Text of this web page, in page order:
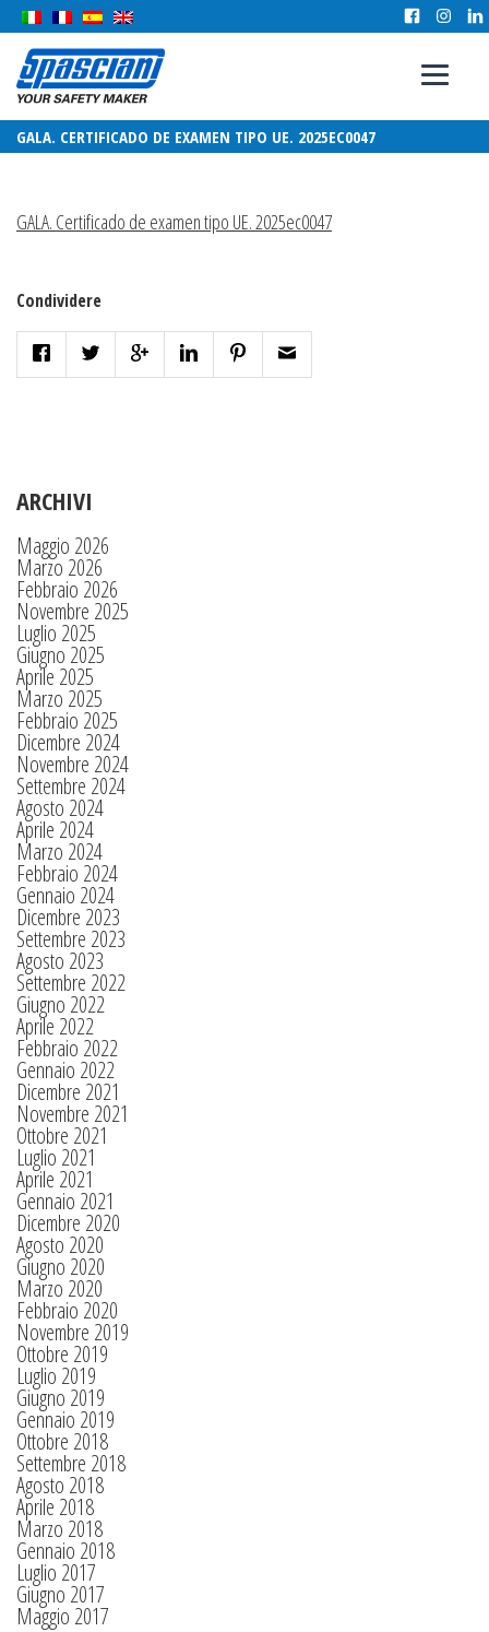
GALA. CERTIFICADO DE EXAMEN TIPO UE. 2025EC0047
GALA. Certificado de examen tipo UE. 2025ec0047
Condividere
ARCHIVI
Maggio 2026
Marzo 2026
Febbraio 2026
Novembre 2025
Luglio 2025
Giugno 2025
Aprile 2025
Marzo 2025
Febbraio 2025
Dicembre 2024
Novembre 2024
Settembre 2024
Agosto 2024
Aprile 2024
Marzo 2024
Febbraio 2024
Gennaio 2024
Dicembre 2023
Settembre 2023
Agosto 2023
Settembre 2022
Giugno 2022
Aprile 2022
Febbraio 2022
Gennaio 2022
Dicembre 2021
Novembre 2021
Ottobre 2021
Luglio 2021
Aprile 2021
Gennaio 2021
Dicembre 2020
Agosto 2020
Giugno 2020
Marzo 2020
Febbraio 2020
Novembre 2019
Ottobre 2019
Luglio 2019
Giugno 2019
Gennaio 2019
Ottobre 2018
Settembre 2018
Agosto 2018
Aprile 2018
Marzo 2018
Gennaio 2018
Luglio 2017
Giugno 2017
Maggio 2017